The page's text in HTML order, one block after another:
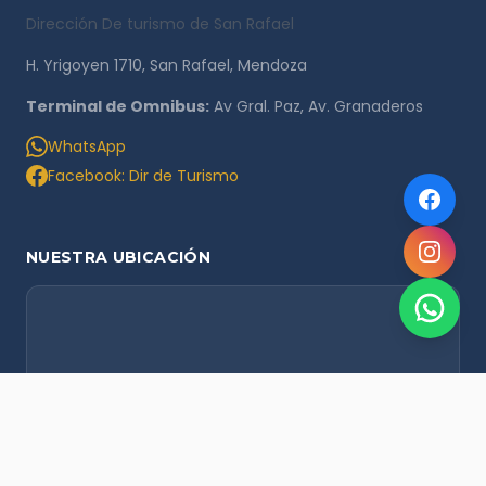
Dirección De turismo de San Rafael
H. Yrigoyen 1710, San Rafael, Mendoza
Terminal de Omnibus: Av Gral. Paz, Av. Granaderos
WhatsApp
Facebook: Dir de Turismo
NUESTRA UBICACIÓN